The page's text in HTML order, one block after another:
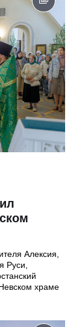
Алексия,
Руси,
храме